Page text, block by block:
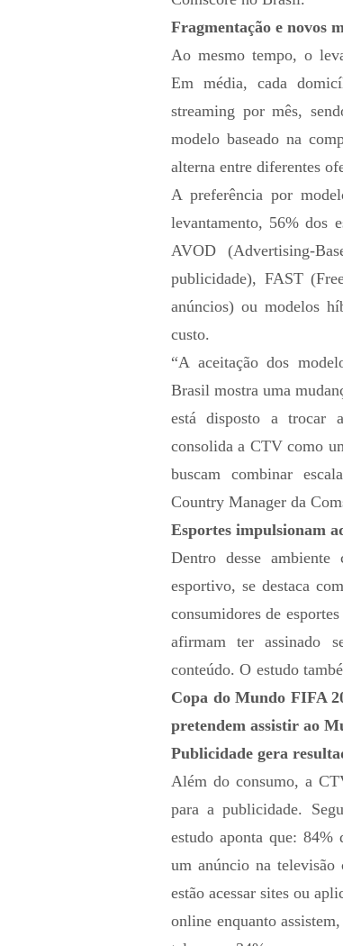
Fragmentação e novos
Ao mesmo tempo, o
Em média, cada
streaming por mês,
modelo baseado na
alterna entre diferentes
A preferência por
levantamento, 56% dos
AVOD (Advertising-
publicidade), FAST
anúncios) ou modelos
custo.
“A aceitação dos
Brasil mostra uma
está disposto a trocar
consolida a CTV como
buscam combinar
Country Manager da
Esportes impulsionam
Dentro desse
esportivo, se destaca
consumidores de
afirmam ter assinado
conteúdo. O estudo
Copa do Mundo FIFA
pretendem assistir ao
Publicidade gera
Além do consumo, a
para a publicidade.
estudo aponta que: 84%
um anúncio na televisão
estão acessar sites ou
online enquanto